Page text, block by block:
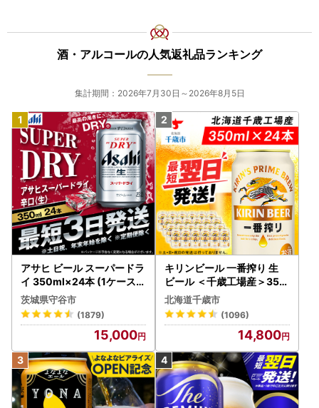
酒・アルコールの人気返礼品ランキング
集計期間：2026年7月30日～2026年8月5日
アサヒ ビール スーパードラ
イ 350ml×24本 (1ケース)
究極の辛口 ＜茨城工場＞ 缶
ビール Asahi superDRY お
酒
茨城県守谷市
(1879)
15,000
キリンビール 一番搾り 生
ビール ＜千歳工場産＞350
ml（24本）
北海道千歳市
(1096)
14,800